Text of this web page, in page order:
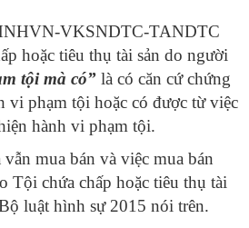
VKSNDTC-TANDTC
hoặc tiêu thụ tài sản do người
tội mà có” là có căn cứ chứng
vi phạm tội hoặc có được từ việc
hành vi phạm tội.
mua bán và việc mua bán
Tội chứa chấp hoặc tiêu thụ tài
luật hình sự 2015 nói trên.